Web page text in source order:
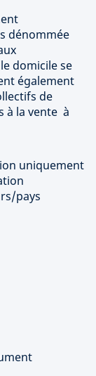
dénommée
domicile se
également
de
à la vente à
uniquement
pays